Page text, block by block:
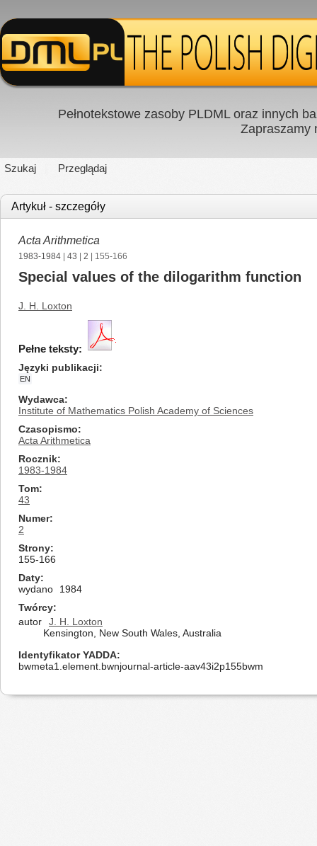
Pełnotekstowe zasoby PLDML oraz innych
Zapraszamy
Szukaj Przeglądaj
Artykuł - szczegóły
Acta Arithmetica
1983-1984 43 2 | 155-166
Special values of the dilogarithm function
J. H. Loxton
Pełne teksty:
Języki publikacji
EN
Wydawca
Institute of Mathematics Polish Academy of Sciences
Czasopismo
Acta Arithmetica
Rocznik
1983-1984
Tom
43
Numer
2
Strony
155-166
Daty
wydano
1984
Twórcy
autor
J. H. Loxton
Kensington, New South Wales, Australia
Identyfikator YADDA
bwmeta1.element.bwnjournal-article-aav43i2p155bwm